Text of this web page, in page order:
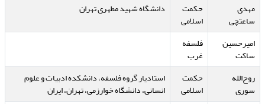
مهدی
ساعتچی
حکمت
اسلامی
دانشگاه شهید مطهری تهران
امیرحسین
ساکت
فلسفه
غرب
روح‌الله
سوری
حکمت
اسلامی
استادیار گروه فلسفه، دانشکده ادبیات و علوم
انسانی، دانشگاه خوارزمی، تهران، ایران